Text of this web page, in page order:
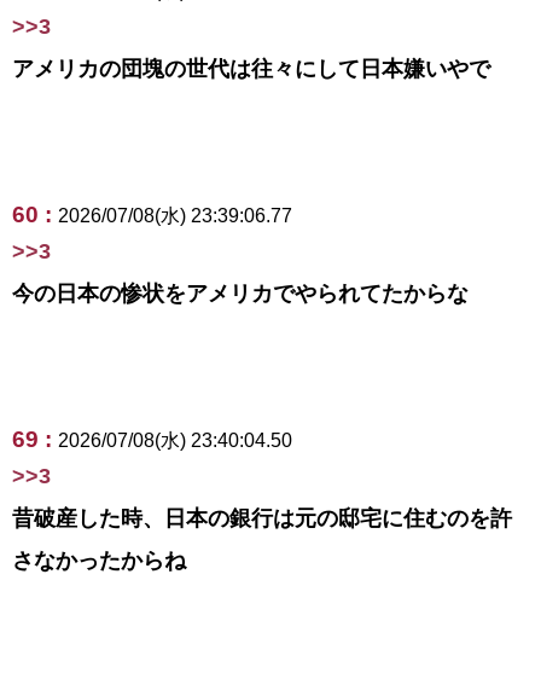
>>3
アメリカの団塊の世代は往々にして日本嫌いやで
60 : 2026/07/08(水) 23:39:06.77
>>3
今の日本の惨状をアメリカでやられてたからな
69 : 2026/07/08(水) 23:40:04.50
>>3
昔破産した時、日本の銀行は元の邸宅に住むのを許
さなかったからね